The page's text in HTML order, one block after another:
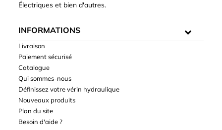
Électriques et bien d'autres.
INFORMATIONS
Livraison
Paiement sécurisé
Catalogue
Qui sommes-nous
Définissez votre vérin hydraulique
Nouveaux produits
Plan du site
Besoin d'aide ?